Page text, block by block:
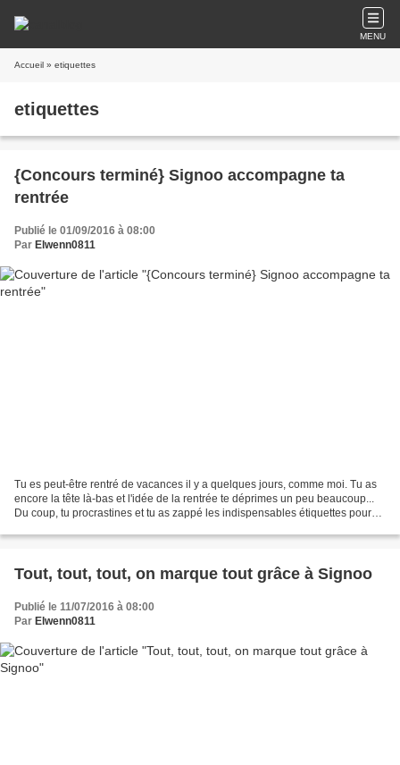
MENU
Accueil » etiquettes
etiquettes
{Concours terminé} Signoo accompagne ta
rentrée
Publié le 01/09/2016 à 08:00
Par Elwenn0811
Tu es peut-être rentré de vacances il y a quelques jours, comme moi. Tu as
encore la tête là-bas et l'idée de la rentrée te déprimes un peu beaucoup...
Du coup, tu procrastines et tu as zappé les indispensables étiquettes pour
Tout, tout, tout, on marque tout grâce à Signoo
Publié le 11/07/2016 à 08:00
Par Elwenn0811